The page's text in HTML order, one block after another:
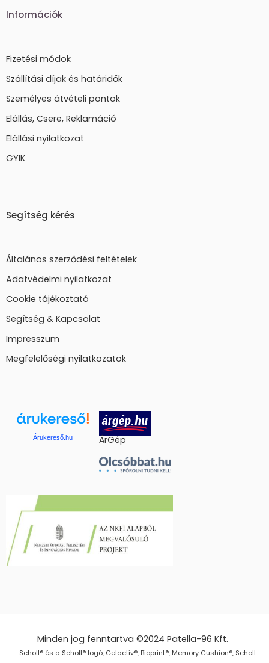
Információk
Fizetési módok
Szállítási díjak és határidők
Személyes átvételi pontok
Elállás, Csere, Reklamáció
Elállási nyilatkozat
GYIK
Segítség kérés
Általános szerződési feltételek
Adatvédelmi nyilatkozat
Cookie tájékoztató
Segítség & Kapcsolat
Impresszum
Megfelelőségi nyilatkozatok
Árukereső.hu ÁrGép
Minden jog fenntartva ©2024Patella-96 Kft.
Scholl® és a Scholl® logó, Gelactiv®, Bioprint®, Memory Cushion®, Scholl